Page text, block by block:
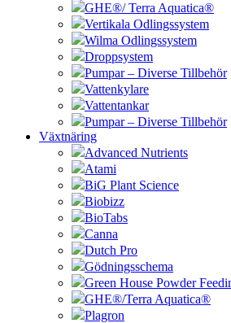
GHE®/ Terra Aquatica®
Vertikala Odlingssystem
Wilma Odlingssystem
Droppsystem
Pumpar – Diverse Tillbehör
Vattenkylare
Vattentankar
Pumpar – Diverse Tillbehör
Växtnäring
Advanced Nutrients
Atami
BiG Plant Science
Biobizz
BioTabs
Canna
Dutch Pro
Gödningsschema
Green House Powder
GHE®/Terra Aquatica®
Plagron